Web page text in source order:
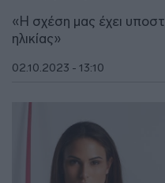
«H σχέση μας έχει
ηλικίας»
02.10.2023 - 13:10